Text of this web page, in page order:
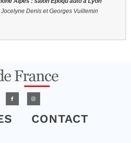
Jocelyne Denis et Georges Vuillemin
CONTACT